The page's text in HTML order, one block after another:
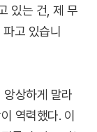
있는 건, 제 무
고 있습니
앙상하게 말라
역력했다. 이